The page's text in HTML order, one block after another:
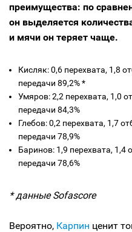
преимущества: по
он выделяется
и мячи он теряет чаще.
Кисляк: 0,6 перехвата, 1,8
передачи 89,2% *
Умяров: 2,2 перехвата, 1,0
передачи 84,3%
Глебов: 0,2 перехвата, 1,7
передачи 78,9%
Баринов: 1,9 перехвата, 1,4
передачи 78,6%
* данные Sofascore
Вероятно, Карпин ценит